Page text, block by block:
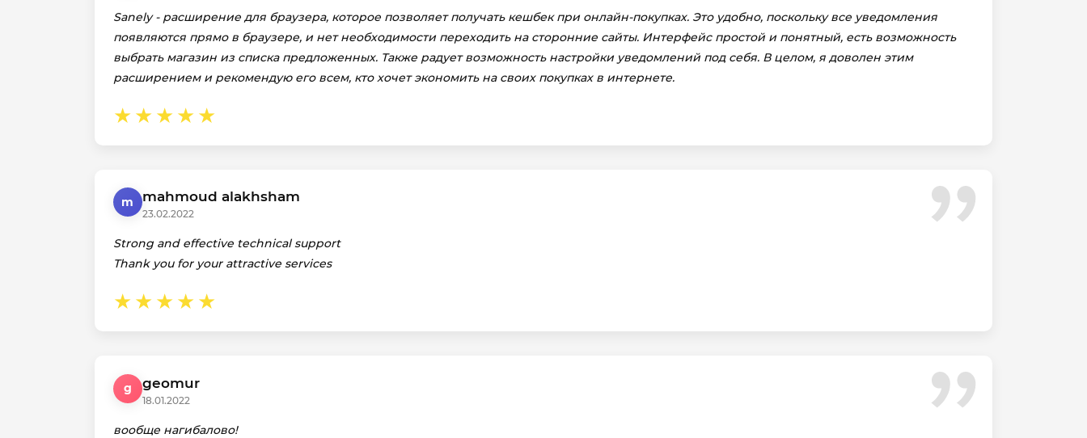
Sanely - расширение для браузера, которое позволяет получать кешбек при онлайн-покупках. Это удобно, поскольку все уведомления
появляются прямо в браузере, и нет необходимости переходить на сторонние сайты. Интерфейс простой и понятный, есть возможность
выбрать магазин из списка предложенных. Также радует возможность настройки уведомлений под себя. В целом, я доволен этим
расширением и рекомендую его всем, кто хочет экономить на своих покупках в интернете.
m mahmoud alakhsham
23.02.2022
Strong and effective technical support
Thank you for your attractive services
g geomur
18.01.2022
вообще нагибалово!